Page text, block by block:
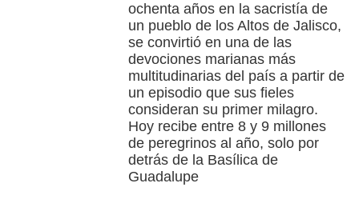
ochenta años en la sacristía de
un pueblo de los Altos de Jalisco,
se convirtió en una de las
devociones marianas más
multitudinarias del país a partir de
un episodio que sus fieles
consideran su primer milagro.
Hoy recibe entre 8 y 9 millones
de peregrinos al año, solo por
detrás de la Basílica de
Guadalupe